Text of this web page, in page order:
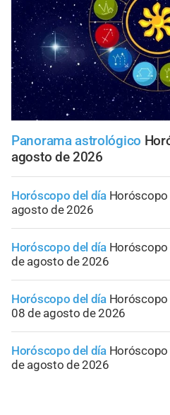
Panorama astrológico
agosto de 2026
Horóscopo del día Horóscopo
agosto de 2026
Horóscopo del día Horóscopo
de agosto de 2026
Horóscopo del día Horóscopo
08 de agosto de 2026
Horóscopo del día Horóscopo
de agosto de 2026